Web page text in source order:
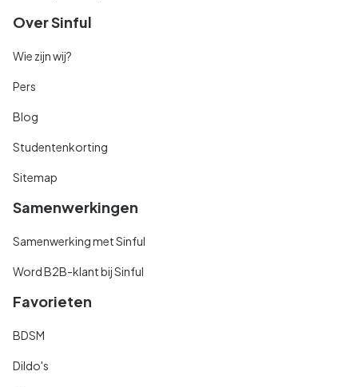
Over Sinful
Wie zijn wij?
Pers
Blog
Studentenkorting
Sitemap
Samenwerkingen
Samenwerking met Sinful
Word B2B-klant bij Sinful
Favorieten
BDSM
Dildo's